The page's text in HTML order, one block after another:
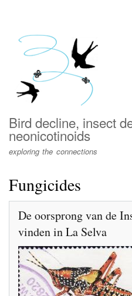
menu
Bird decline, insect
neonicotinoids
exploring the connections
Fungicides
De oorsprong van de
vinden in La Selva